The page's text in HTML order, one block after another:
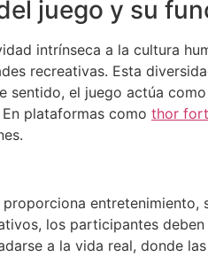
juego y su
intrínseca a la cultura
recreativas. Esta
sentido, el juego actúa
plataformas como thor
los participantes
a la vida real, donde